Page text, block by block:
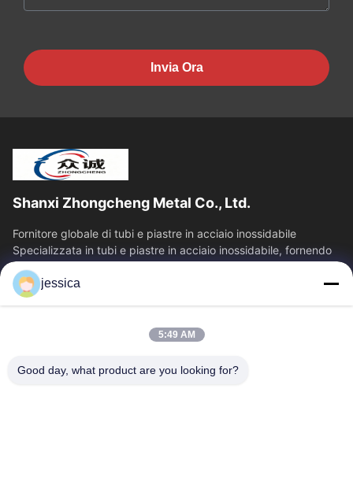
Invia Ora
Shanxi Zhongcheng Metal Co., Ltd.
Fornitore globale di tubi e piastre in acciaio inossidabile
Specializzata in tubi e piastre in acciaio inossidabile, fornendo
una soluzione di...
Collegamenti Rapidi
Fatory Tour
Controllo Di Qualità
Contattaci
jessica
5:49 AM
Good day, what product are you looking for?